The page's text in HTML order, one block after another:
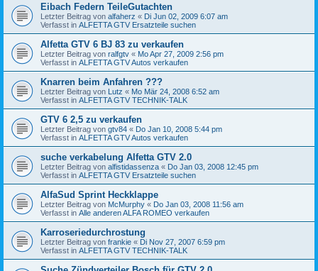
Eibach Federn TeileGutachten
Letzter Beitrag von alfaherz « Di Jun 02, 2009 6:07 am
Verfasst in ALFETTA GTV Ersatzteile suchen
Alfetta GTV 6 BJ 83 zu verkaufen
Letzter Beitrag von ralfgtv « Mo Apr 27, 2009 2:56 pm
Verfasst in ALFETTA GTV Autos verkaufen
Knarren beim Anfahren ???
Letzter Beitrag von Lutz « Mo Mär 24, 2008 6:52 am
Verfasst in ALFETTA GTV TECHNIK-TALK
GTV 6 2,5 zu verkaufen
Letzter Beitrag von gtv84 « Do Jan 10, 2008 5:44 pm
Verfasst in ALFETTA GTV Autos verkaufen
suche verkabelung Alfetta GTV 2.0
Letzter Beitrag von alfistidassenza « Do Jan 03, 2008 12:45 pm
Verfasst in ALFETTA GTV Ersatzteile suchen
AlfaSud Sprint Heckklappe
Letzter Beitrag von McMurphy « Do Jan 03, 2008 11:56 am
Verfasst in Alle anderen ALFA ROMEO verkaufen
Karroseriedurchrostung
Letzter Beitrag von frankie « Di Nov 27, 2007 6:59 pm
Verfasst in ALFETTA GTV TECHNIK-TALK